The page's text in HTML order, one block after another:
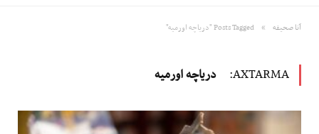
آنا صحيفه » Posts Tagged "دریاچه اورمیه"
AXTARMA: دریاچه اورمیه